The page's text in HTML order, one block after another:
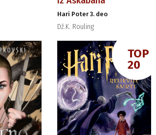
Hari Poter 3. deo
Dž.K. Rouling
TOP
20